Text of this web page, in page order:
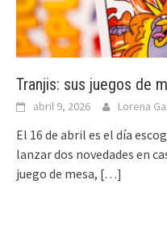
Tranjis: sus juegos de
abril 9, 2026 Lorena
El 16 de abril es el día
lanzar dos novedades en
juego de mesa, […]